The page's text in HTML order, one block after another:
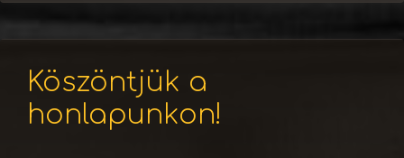
Köszöntjük a
honlapunkon!